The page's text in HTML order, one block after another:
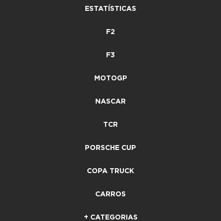
ESTATÍSTICAS
F2
F3
MOTOGP
NASCAR
TCR
PORSCHE CUP
COPA TRUCK
CARROS
+ CATEGORIAS